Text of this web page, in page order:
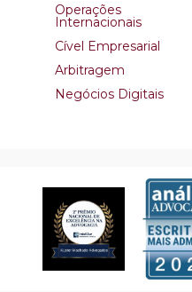
Operações
Internacionais
Cível Empresarial
Arbitragem
Negócios Digitais